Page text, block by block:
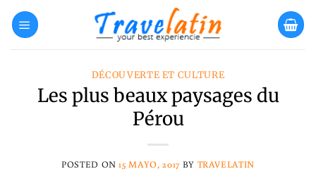
Skip
DÉCOUVERTE ET CULTURE
Les plus beaux paysages du
Pérou
POSTED ON15 MAYO, 2017 BY TRAVELATIN